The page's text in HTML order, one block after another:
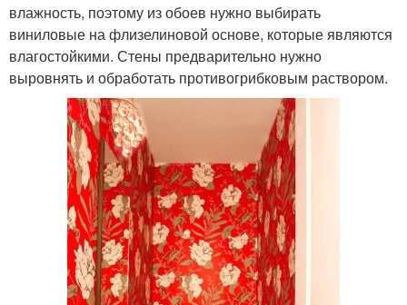
влажность, поэтому из обоев нужно выбирать
виниловые на флизелиновой основе, которые являются
влагостойкими. Стены предварительно нужно
выровнять и обработать противогрибковым раствором.